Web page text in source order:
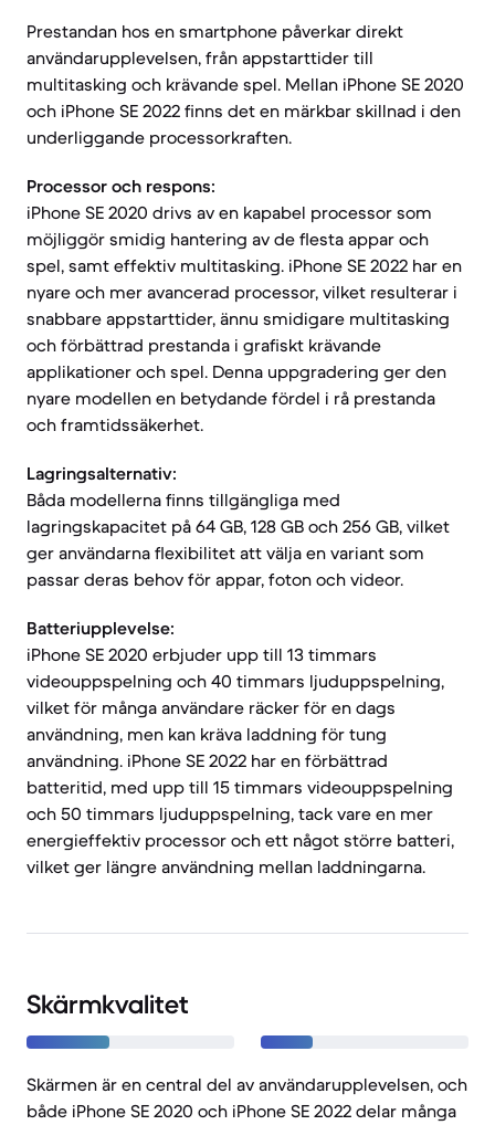
Prestandan hos en smartphone påverkar direkt
användarupplevelsen, från appstarttider till
multitasking och krävande spel. Mellan iPhone SE 2020
och iPhone SE 2022 finns det en märkbar skillnad i den
underliggande processorkraften.
Processor och respons:
iPhone SE 2020 drivs av en kapabel processor som
möjliggör smidig hantering av de flesta appar och
spel, samt effektiv multitasking. iPhone SE 2022 har en
nyare och mer avancerad processor, vilket resulterar i
snabbare appstarttider, ännu smidigare multitasking
och förbättrad prestanda i grafiskt krävande
applikationer och spel. Denna uppgradering ger den
nyare modellen en betydande fördel i rå prestanda
och framtidssäkerhet.
Lagringsalternativ:
Båda modellerna finns tillgängliga med
lagringskapacitet på 64 GB, 128 GB och 256 GB, vilket
ger användarna flexibilitet att välja en variant som
passar deras behov för appar, foton och videor.
Batteriupplevelse:
iPhone SE 2020 erbjuder upp till 13 timmars
videouppspelning och 40 timmars ljuduppspelning,
vilket för många användare räcker för en dags
användning, men kan kräva laddning för tung
användning. iPhone SE 2022 har en förbättrad
batteritid, med upp till 15 timmars videouppspelning
och 50 timmars ljuduppspelning, tack vare en mer
energieffektiv processor och ett något större batteri,
vilket ger längre användning mellan laddningarna.
Skärmkvalitet
Skärmen är en central del av användarupplevelsen, och
både iPhone SE 2020 och iPhone SE 2022 delar många